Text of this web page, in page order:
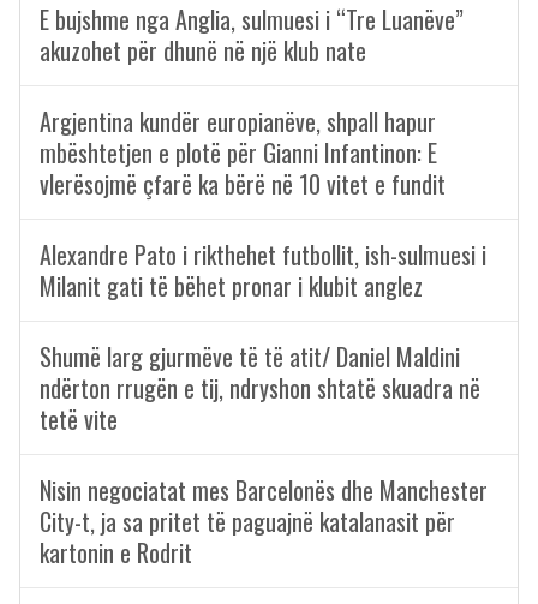
E bujshme nga Anglia, sulmuesi i “Tre Luanëve”
akuzohet për dhunë në një klub nate
Argjentina kundër europianëve, shpall hapur
mbështetjen e plotë për Gianni Infantinon: E
vlerësojmë çfarë ka bërë në 10 vitet e fundit
Alexandre Pato i rikthehet futbollit, ish-sulmuesi i
Milanit gati të bëhet pronar i klubit anglez
Shumë larg gjurmëve të të atit/ Daniel Maldini
ndërton rrugën e tij, ndryshon shtatë skuadra në
tetë vite
Nisin negociatat mes Barcelonës dhe Manchester
City-t, ja sa pritet të paguajnë katalanasit për
kartonin e Rodrit